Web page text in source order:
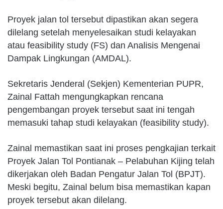
Proyek jalan tol tersebut dipastikan akan segera
dilelang setelah menyelesaikan studi kelayakan
atau feasibility study (FS) dan Analisis Mengenai
Dampak Lingkungan (AMDAL).
Sekretaris Jenderal (Sekjen) Kementerian PUPR,
Zainal Fattah mengungkapkan rencana
pengembangan proyek tersebut saat ini tengah
memasuki tahap studi kelayakan (feasibility study).
Zainal memastikan saat ini proses pengkajian terkait
Proyek Jalan Tol Pontianak – Pelabuhan Kijing telah
dikerjakan oleh Badan Pengatur Jalan Tol (BPJT).
Meski begitu, Zainal belum bisa memastikan kapan
proyek tersebut akan dilelang.